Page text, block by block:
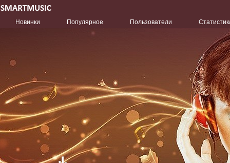
Новинки Популярное Пользователи